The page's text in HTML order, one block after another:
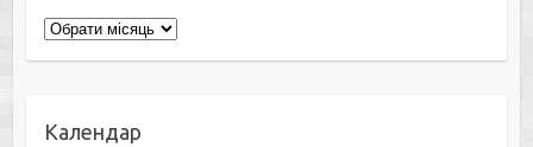
Архіви
Календар